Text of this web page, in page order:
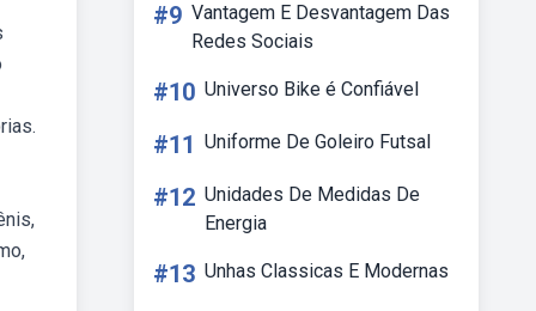
#9 Vantagem E Desvantagem Das
Redes Sociais
#10 Universo Bike é Confiável
#11 Uniforme De Goleiro Futsal
#12 Unidades De Medidas De
Energia
#13 Unhas Classicas E Modernas